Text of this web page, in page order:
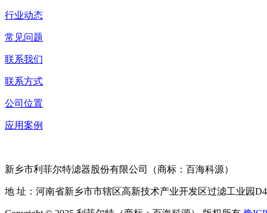
行业动态
常见问题
联系我们
联系方式
公司位置
应用案例
新乡市利菲尔特滤器股份有限公司（商标：百海科源）
地 址：河南省新乡市市辖区高新技术产业开发区过滤工业园